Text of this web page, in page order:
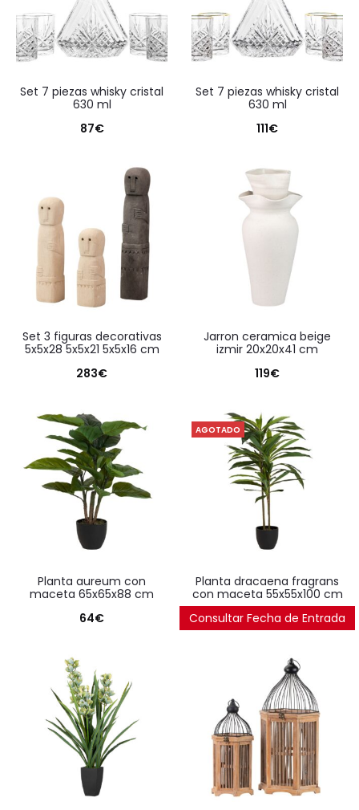
set 7 piezas whisky cristal
630 ml
87€
set 7 piezas whisky cristal
630 ml
111€
set 3 figuras decorativas
5x5x28 5x5x21 5x5x16 cm
283€
jarron ceramica beige
izmir 20x20x41 cm
119€
planta aureum con
maceta 65x65x88 cm
64€
AGOTADO
planta dracaena fragrans
con maceta 55x55x100 cm
88€
Consultar Fecha de Entrada